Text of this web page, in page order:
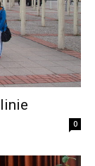
0